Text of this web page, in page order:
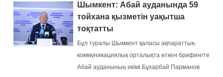
жөнінде онлайн-брифинг өтті....
Шымкент: Абай ауданында 59
тойхана қызметін уақытша
тоқтатты
Бұл туралы Шымкент қаласы ақпараттық-
коммуникациялық орталықта өткен брифингте
Абай ауданының әкімі Бұхарбай Парманов